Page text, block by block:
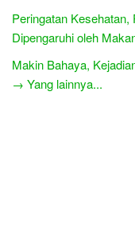
Peringatan
Dipengaruhi oleh
Makin Bahaya,
→ Yang lainnya...